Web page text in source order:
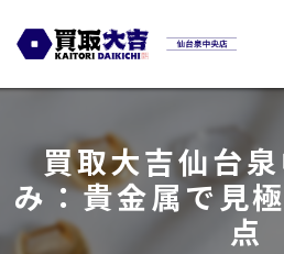
買取大吉仙台
み：貴金属で見
点